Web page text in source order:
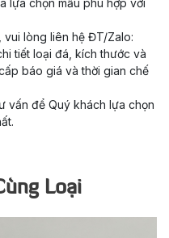
lựa chọn mẫu phù hợp với
vui lòng liên hệ ĐT/Zalo:
tiết loại đá, kích thước và
báo giá và thời gian chế
vấn để Quý khách lựa chọn
Loại